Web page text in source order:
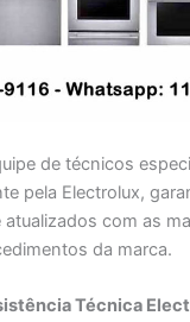
de técnicos
pela Electrolux,
com as
da marca.
Técnica